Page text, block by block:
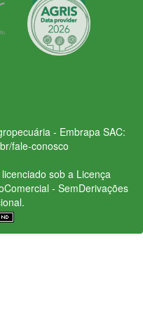
- Embrapa SAC:
fale-conosco
sob a Licença
- SemDerivações